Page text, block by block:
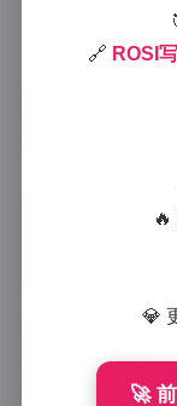
2025-8-27
ROSI写真那
“数字”，我看
灯、每一滴汗
胶片一样一格
ROSI的风格
更像一块调色
慵懒逆光，全
🔗 ROSI
💎
🚀